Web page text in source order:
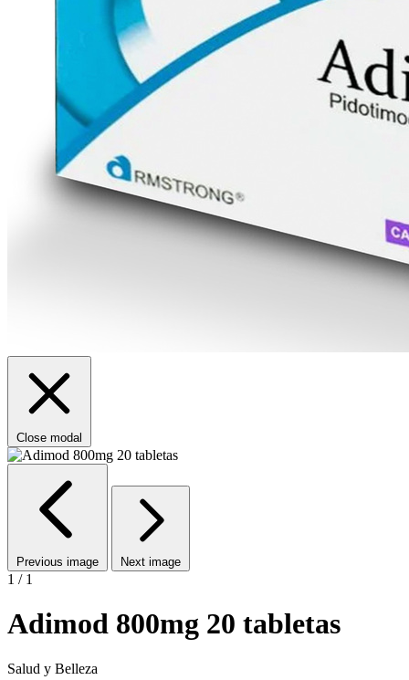
Close modal
Previous image Next image
1 / 1
Adimod 800mg 20 tabletas
Salud y Belleza